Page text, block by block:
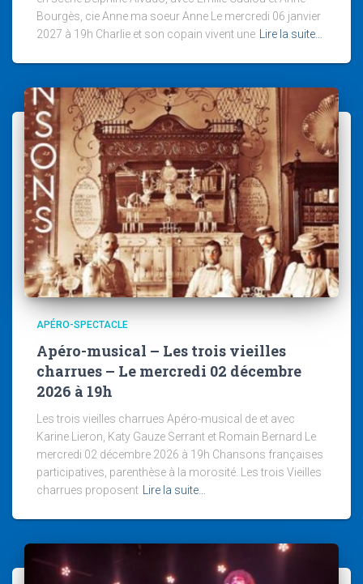
Bourgès, cie Anne ma soeur Anne Le mercredi 06 janvier
2027 à 19h Charlie et son copain vivent une
Lire la suite…
APÉRO-SPECTACLE
Apéro-musical – Les trois vieilles
charrues – Le mercredi 02 décembre
2026 à 19h
Les trois vieilles charrues Apéro-musical de et avec
Karine Lieron, Katy Gauze Serrant et Romain Bernard Le
mercredi 02 décembre 2026 à 19h Chansons françaises
participatives, parenthèse à la morosité. Les trois Vieilles
charrues proposent
Lire la suite…